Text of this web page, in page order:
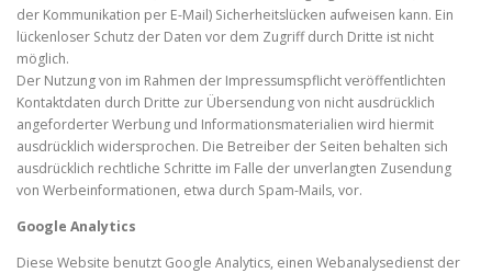
der Kommunikation per E-Mail) Sicherheitslücken aufweisen kann. Ein
lückenloser Schutz der Daten vor dem Zugriff durch Dritte ist nicht
möglich.
Der Nutzung von im Rahmen der Impressumspflicht veröffentlichten
Kontaktdaten durch Dritte zur Übersendung von nicht ausdrücklich
angeforderter Werbung und Informationsmaterialien wird hiermit
ausdrücklich widersprochen. Die Betreiber der Seiten behalten sich
ausdrücklich rechtliche Schritte im Falle der unverlangten Zusendung
von Werbeinformationen, etwa durch Spam-Mails, vor.
Google Analytics
Diese Website benutzt Google Analytics, einen Webanalysedienst der